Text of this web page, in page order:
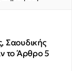
Σαουδικής
το Άρθρο 5